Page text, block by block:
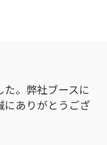
。弊社ブースに
にありがとうござ